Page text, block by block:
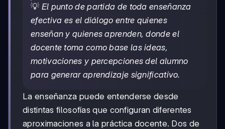
💡 El punto de partida de toda enseñanza
efectiva es el diálogo entre quienes
enseñan y quienes aprenden, donde el
docente toma como base las ideas,
motivaciones y percepciones del alumno
para generar aprendizaje significativo.
La enseñanza puede entenderse desde
distintas filosofías que configuran diferentes
aproximaciones a la práctica docente. Dos de